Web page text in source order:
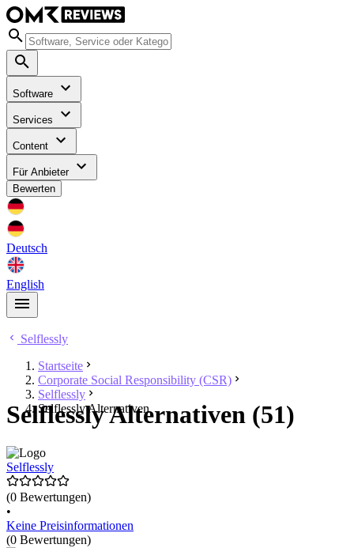
Software
Services
Content
Für Anbieter
Bewerten
Deutsch
English
Selflessly
Startseite
Corporate Social Responsibility (CSR)
Selflessly
Selflessly Alternativen
Selflessly Alternativen (51)
Selflessly
(0 Bewertungen)
•
Keine Preisinformationen
(0 Bewertungen)